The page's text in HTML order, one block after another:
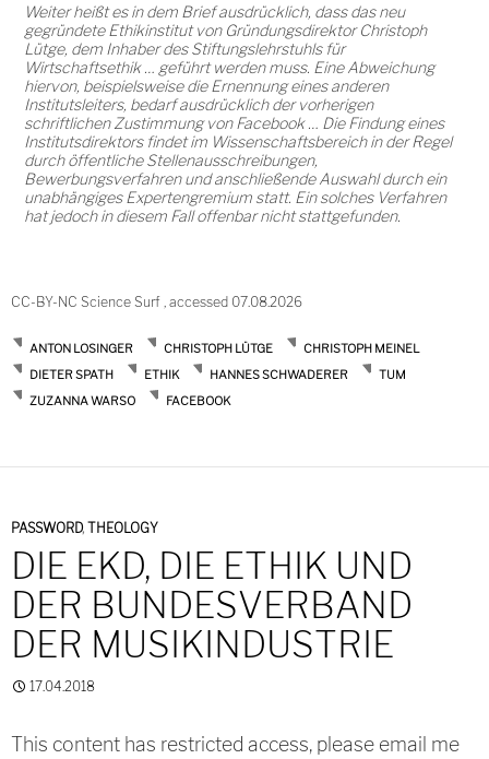
Weiter heißt es in dem Brief ausdrücklich, dass das neu
gegründete Ethikinstitut von Gründungsdirektor Christoph
Lütge, dem Inhaber des Stiftungslehrstuhls für
Wirtschaftsethik … geführt werden muss. Eine Abweichung
hiervon, beispielsweise die Ernennung eines anderen
Institutsleiters, bedarf ausdrücklich der vorherigen
schriftlichen Zustimmung von Facebook … Die Findung eines
Institutsdirektors findet im Wissenschaftsbereich in der Regel
durch öffentliche Stellenausschreibungen,
Bewerbungsverfahren und anschließende Auswahl durch ein
unabhängiges Expertengremium statt. Ein solches Verfahren
hat jedoch in diesem Fall offenbar nicht stattgefunden.
CC-BY-NC Science Surf , accessed 07.08.2026
ANTON LOSINGER CHRISTOPH LÜTGE
CHRISTOPH MEINEL
DIETER SPATH
ETHIK HANNES SCHWADERER
TUM
ZUZANNA WARSO
FACEBOOK
PASSWORD, THEOLOGY
DIE EKD, DIE ETHIK UND
DER BUNDESVERBAND
DER MUSIKINDUSTRIE
17.04.2018
This content has restricted access, please email me